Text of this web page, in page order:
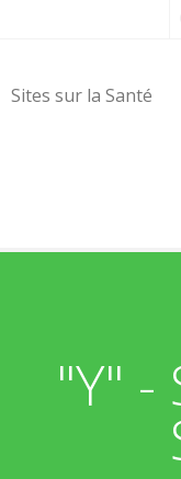
Sites sur la Santé
"Y" -